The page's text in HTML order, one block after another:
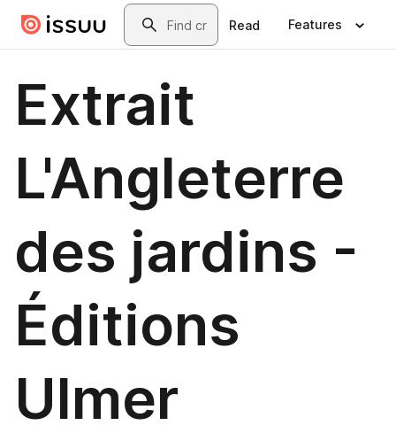
Skip to main contentSearch
Read Features
Extrait
L'Angleterre
des jardins -
Éditions
Ulmer